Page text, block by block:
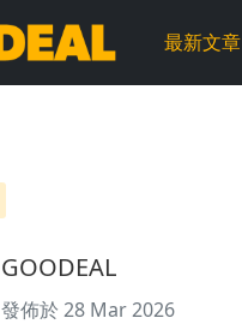
最新文章
GOODEAL
發佈於 28 Mar 2026